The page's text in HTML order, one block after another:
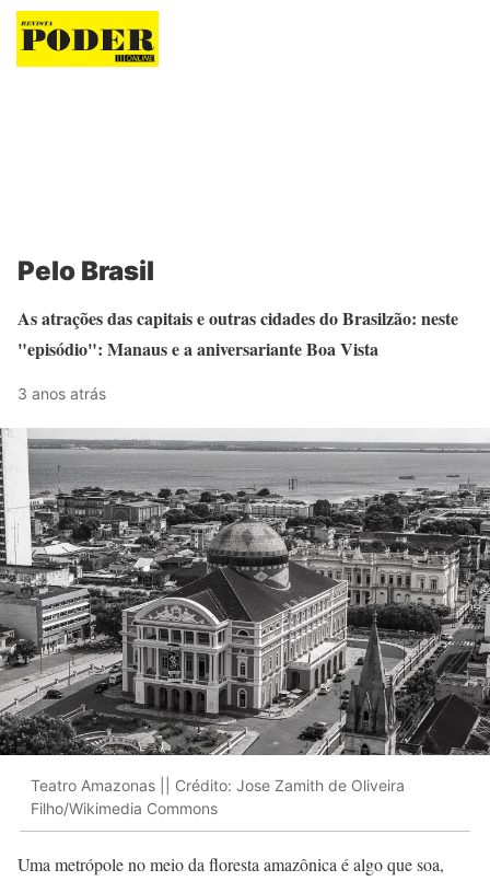
Revista Poder
Pelo Brasil
As atrações das capitais e outras cidades do Brasilzão: neste
"episódio": Manaus e a aniversariante Boa Vista
3 anos atrás
Teatro Amazonas || Crédito: Jose Zamith de Oliveira
Filho/Wikimedia Commons
Uma metrópole no meio da floresta amazônica é algo que soa,